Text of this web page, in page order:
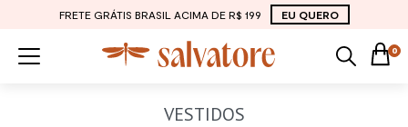
FRETE GRÁTIS BRASIL ACIMA DE R$ 199 EU QUERO
0
VESTIDOS